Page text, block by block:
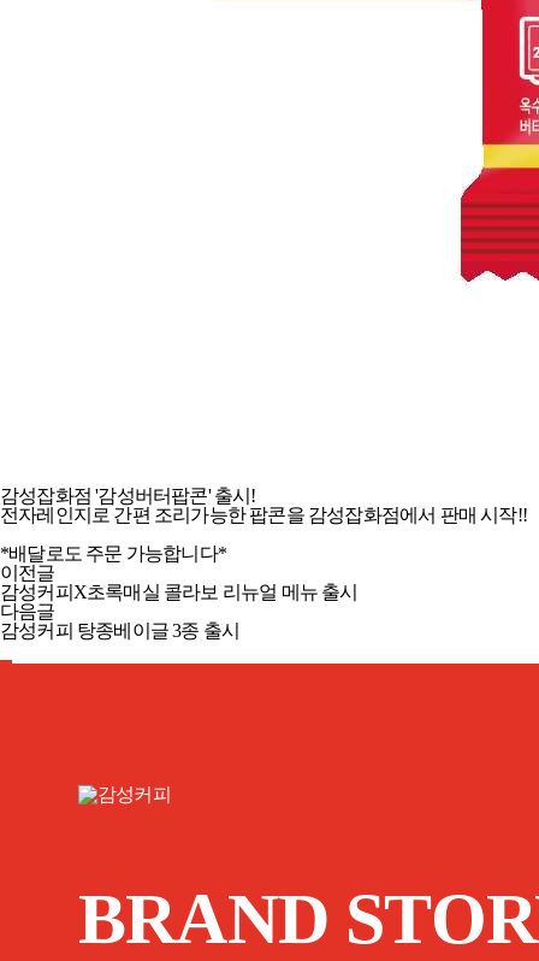
감성잡화점 '감성버터팝콘' 출시!
전자레인지로 간편 조리가능한 팝콘을 감성잡화점에서 판매 시작!!
*배달로도 주문 가능합니다*
이전글
감성커피X초록매실 콜라보 리뉴얼 메뉴 출시
다음글
감성커피 탕종베이글 3종 출시
BRAND